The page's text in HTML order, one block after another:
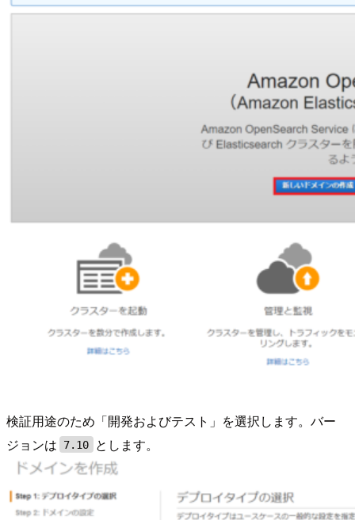
検証用途のため「開発およびテスト」を選択します。バー
ジョンは
7.10 とします。